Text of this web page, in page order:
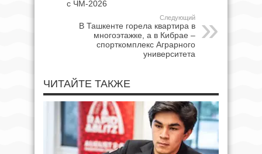
с ЧМ-2026
Следующий
В Ташкенте горела квартира в
многоэтажке, а в Кибрае –
спорткомплекс Аграрного
университета
ЧИТАЙТЕ ТАКЖЕ